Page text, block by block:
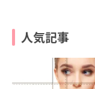
人気記事